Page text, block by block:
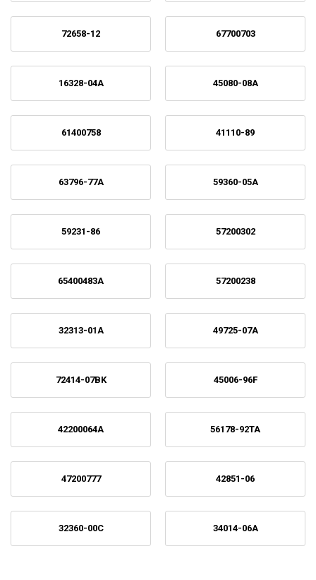
72658-12 67700703
16328-04A 45080-08A
61400758 41110-89
63796-77A 59360-05A
59231-86 57200302
65400483A 57200238
32313-01A 49725-07A
72414-07BK 45006-96F
42200064A 56178-92TA
47200777 42851-06
32360-00C 34014-06A